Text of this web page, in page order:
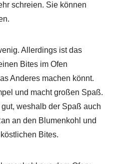
schreien. Sie können
Allerdings ist das
Bites im Ofen
Anderes machen könnt.
und macht großen Spaß.
weshalb der Spaß auch
an den Blumenkohl und
Bites.